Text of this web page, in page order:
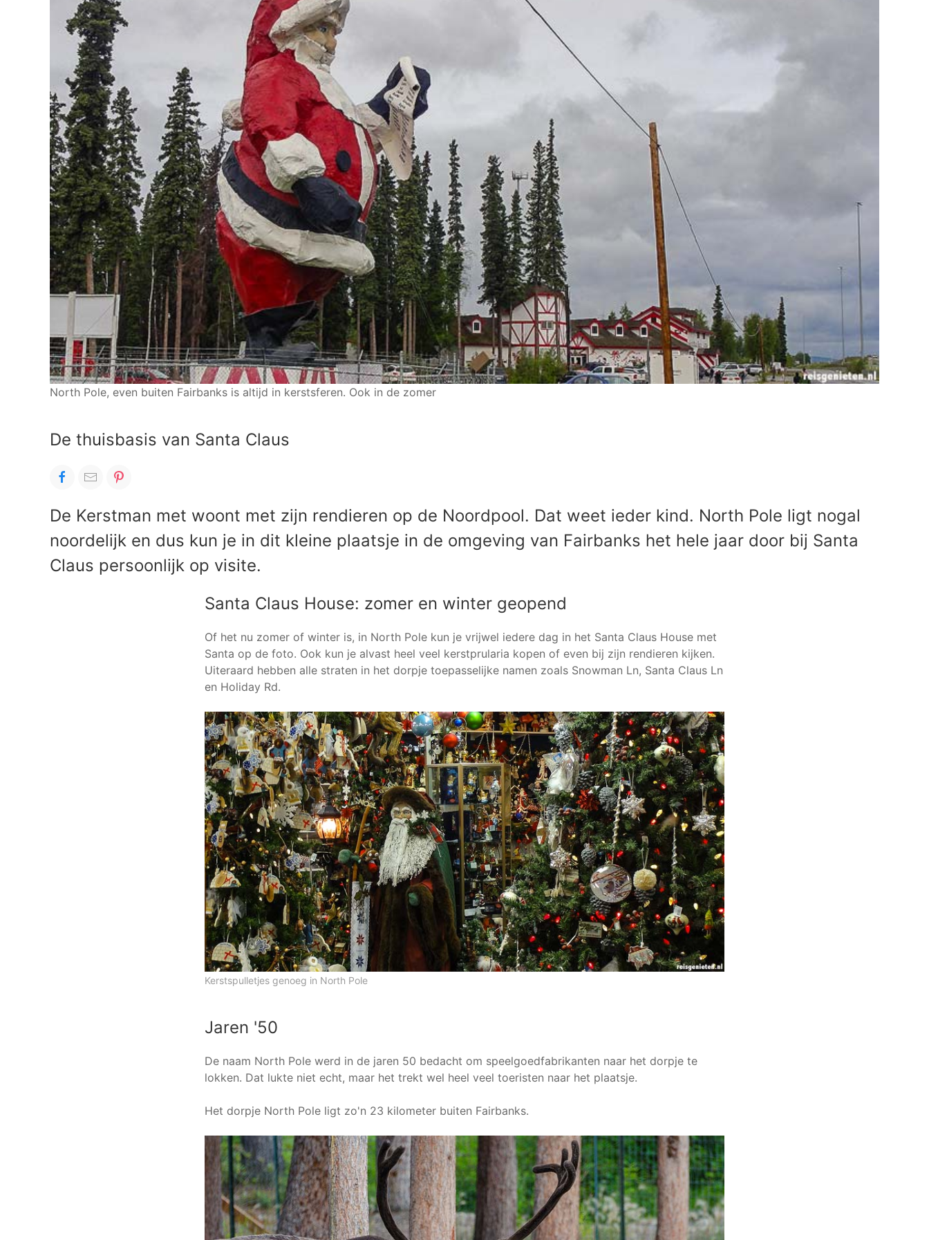
North Pole, even buiten Fairbanks is altijd in kerstsferen. Ook in de zomer
De thuisbasis van Santa Claus
De Kerstman met woont met zijn rendieren op de Noordpool. Dat weet ieder kind. North Pole ligt nogal
noordelijk en dus kun je in dit kleine plaatsje in de omgeving van Fairbanks het hele jaar door bij Santa
Claus persoonlijk op visite.
Santa Claus House: zomer en winter geopend
Of het nu zomer of winter is, in North Pole kun je vrijwel iedere dag in het Santa Claus House met
Santa op de foto. Ook kun je alvast heel veel kerstprularia kopen of even bij zijn rendieren kijken.
Uiteraard hebben alle straten in het dorpje toepasselijke namen zoals Snowman Ln, Santa Claus Ln
en Holiday Rd.
Kerstspulletjes genoeg in North Pole
Jaren '50
De naam North Pole werd in de jaren 50 bedacht om speelgoedfabrikanten naar het dorpje te
lokken. Dat lukte niet echt, maar het trekt wel heel veel toeristen naar het plaatsje.
Het dorpje North Pole ligt zo'n 23 kilometer buiten Fairbanks.